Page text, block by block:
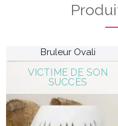
Bruleur Ovali